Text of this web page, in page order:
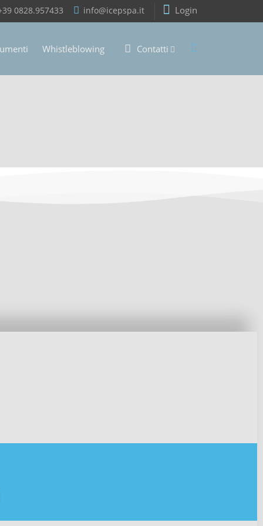
Login
0828.957433 info@icepspa.it
Whistleblowing Contatti